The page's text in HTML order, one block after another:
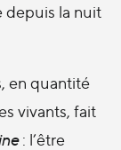
depuis la nuit
en quantité
vivants, fait
: l’être